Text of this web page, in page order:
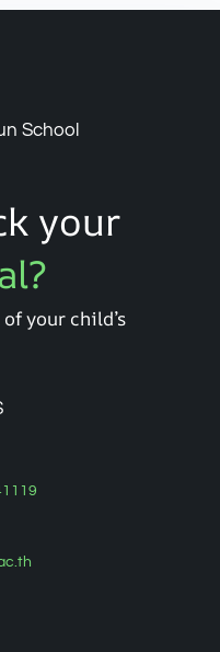
School
your
your child’s